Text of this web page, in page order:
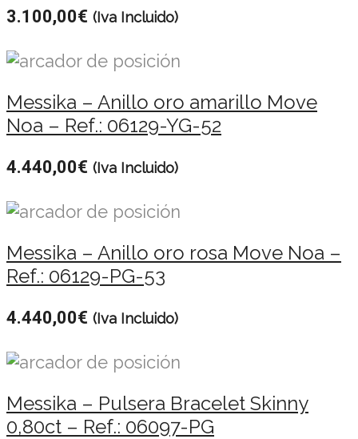
3.100,00€ (Iva Incluido)
Messika – Anillo oro amarillo Move
Noa – Ref.: 06129-YG-52
4.440,00€ (Iva Incluido)
Messika – Anillo oro rosa Move Noa –
Ref.: 06129-PG-53
4.440,00€ (Iva Incluido)
Messika – Pulsera Bracelet Skinny
0,80ct – Ref.: 06097-PG